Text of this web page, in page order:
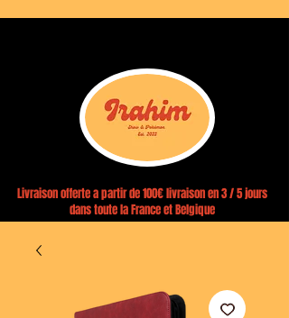
Livraison offerte a partir de 100€ livraison en 3 / 5 jours
dans toute la France et Belgique